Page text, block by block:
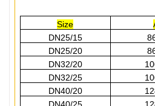
Size
DN25/15
DN25/20
DN32/20
DN32/25
DN40/20